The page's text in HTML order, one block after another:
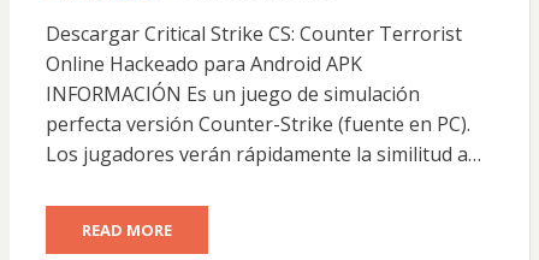
Descargar Critical Strike CS: Counter Terrorist
Online Hackeado para Android APK
INFORMACIÓN Es un juego de simulación
perfecta versión Counter-Strike (fuente en PC).
Los jugadores verán rápidamente la similitud a…
READ MORE